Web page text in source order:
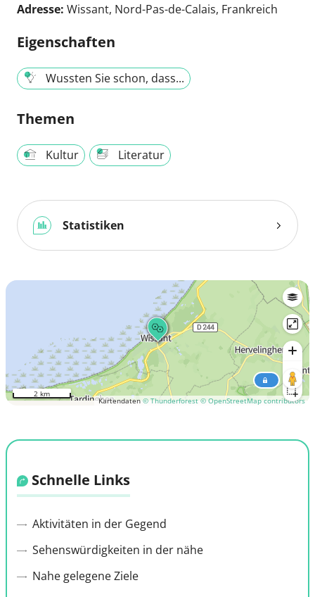
Adresse: Wissant, Nord-Pas-de-Calais, Frankreich
Eigenschaften
Wussten Sie schon, dass...
Themen
Kultur Literatur
Statistiken
Kartendaten © Thunderforest © OpenStreetMap contributors
2 km
Schnelle Links
Aktivitäten in der Gegend
Sehenswürdigkeiten in der nähe
Nahe gelegene Ziele